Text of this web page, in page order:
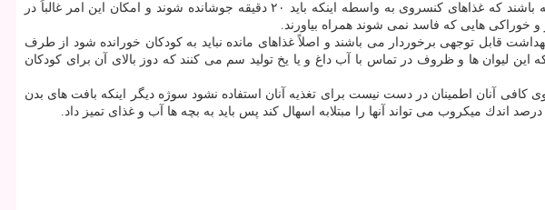
نوری بابیان اینكه نگرانی ها و دغدغه برای كودكان بالای سن شیرخوارگی است، تاكید داشت: خانواده ها حتما باید توجه داشته باشند كه غذاهای كنسروی به واسطه اینكه باید ۲۰ دقیقه جوشانده شوند و امكان این امر غالباً در
خوراكی هایی كه فاسد نمی شوند همراه بیاورند.
قابل توجهی برخوردار می باشند و اصلاً غذاهای مانده نباید به كودكان خورانده شود از طرف
لیوان ها و ظروف در تماس با آب داغ و یا یخ تولید سم می كنند كه دوز بالای آن برای كودكان
آنان اطمینان در دست نیست برای تغذیه آنان استفاده نشود سوژه دیگر اینكه بافت های بدن
میكروب می تواند آنها را مبتلابه اسهال كند پس باید به بچه ها آب و غذای تمیز داد.